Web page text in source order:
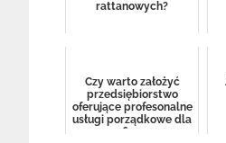
rattanowych?
Czy warto założyć
przedsiębiorstwo
oferujące profesonalne
usługi porządkowe dla
firm